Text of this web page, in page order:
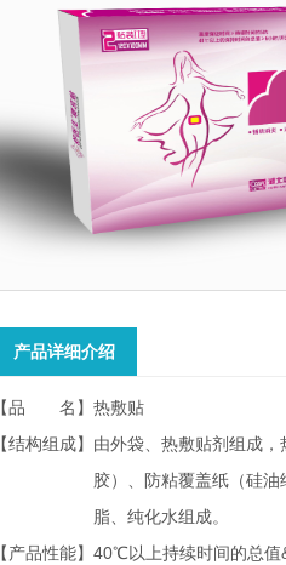
产品详细介绍
【品 名】热敷贴
【结构组成】由外袋、热敷贴剂组成
胶）、防粘覆盖纸（硅油纸）组
脂、纯化水组成。
【产品性能】40℃以上持续时间的总